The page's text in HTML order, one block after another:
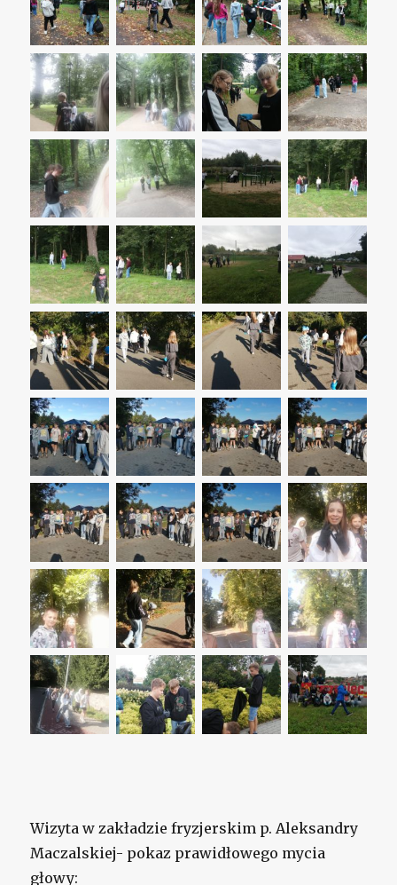
Wizyta w zakładzie fryzjerskim p. Aleksandry
Maczalskiej- pokaz prawidłowego mycia
głowy: